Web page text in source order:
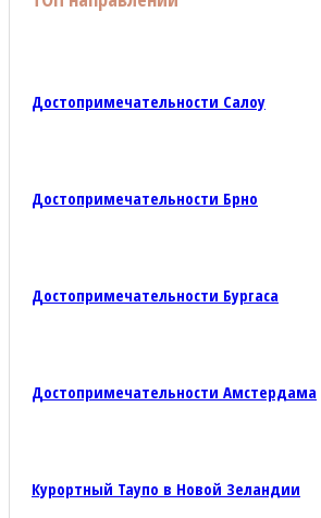
Достопримечательности Салоу
Достопримечательности Брно
Достопримечательности Бургаса
Достопримечательности Амстердама
Курортный Таупо в Новой Зеландии